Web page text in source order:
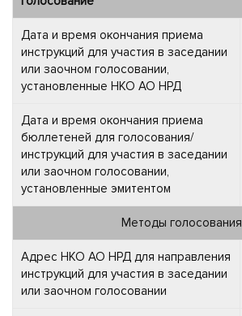
Дата и время окончания приема
инструкций для участия в заседании
или заочном голосовании,
установленные НКО АО НРД
Дата и время окончания приема
бюллетеней для голосования/
инструкций для участия в заседании
или заочном голосовании,
установленные эмитентом
Методы голосования
Адрес НКО АО НРД для направления
инструкций для участия в заседании
или заочном голосовании